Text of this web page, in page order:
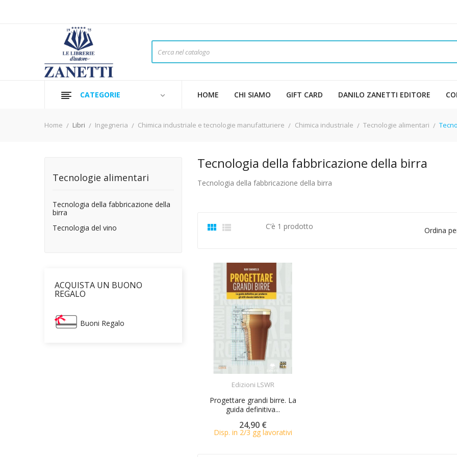
CATEGORIE HOME CHI SIAMO GIFT CARD DANILO ZANETTI EDITORE
Home Libri Ingegneria Chimica industriale e tecnologie manufatturiere Chimica industriale Tecnologie alimentari
Tecnologie alimentari
Tecnologia della fabbricazione della
birra
Tecnologia del vino
ACQUISTA UN BUONO
REGALO
Buoni Regalo
Tecnologia della fabbricazione della birra
Tecnologia della fabbricazione della birra
  C’è 1 prodotto Ordina
Edizioni LSWR
Progettare grandi birre. La
guida definitiva...
24,90 €
Disp. in 2/3 gg lavorativi